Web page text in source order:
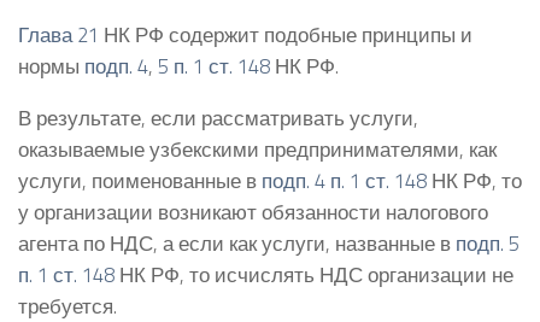
Глава 21 НК РФ содержит подобные принципы и
нормы подп. 4, 5 п. 1 ст. 148 НК РФ.
В результате, если рассматривать услуги,
оказываемые узбекскими предпринимателями, как
услуги, поименованные в подп. 4 п. 1 ст. 148 НК РФ, то
у организации возникают обязанности налогового
агента по НДС, а если как услуги, названные в подп. 5
п. 1 ст. 148 НК РФ, то исчислять НДС организации не
требуется.